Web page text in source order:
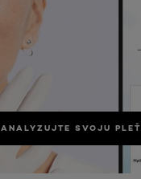
ANALYZUJTE SVOJU PLEŤ